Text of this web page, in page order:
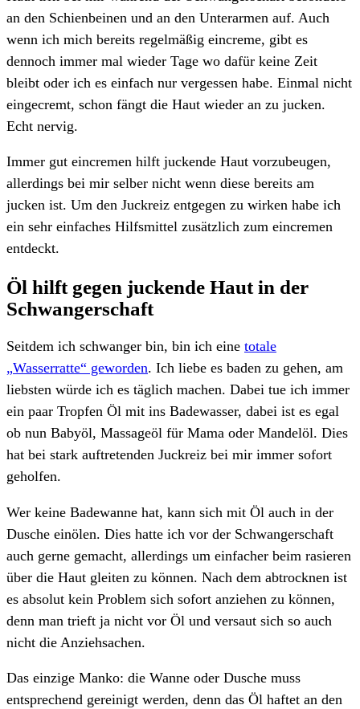
an den Schienbeinen und an den Unterarmen auf. Auch
wenn ich mich bereits regelmäßig eincreme, gibt es
dennoch immer mal wieder Tage wo dafür keine Zeit
bleibt oder ich es einfach nur vergessen habe. Einmal nicht
eingecremt, schon fängt die Haut wieder an zu jucken.
Echt nervig.
Immer gut eincremen hilft juckende Haut vorzubeugen,
allerdings bei mir selber nicht wenn diese bereits am
jucken ist. Um den Juckreiz entgegen zu wirken habe ich
ein sehr einfaches Hilfsmittel zusätzlich zum eincremen
entdeckt.
Öl hilft gegen juckende Haut in der
Schwangerschaft
Seitdem ich schwanger bin, bin ich eine totale
„Wasserratte“ geworden. Ich liebe es baden zu gehen, am
liebsten würde ich es täglich machen. Dabei tue ich immer
ein paar Tropfen Öl mit ins Badewasser, dabei ist es egal
ob nun Babyöl, Massageöl für Mama oder Mandelöl. Dies
hat bei stark auftretenden Juckreiz bei mir immer sofort
geholfen.
Wer keine Badewanne hat, kann sich mit Öl auch in der
Dusche einölen. Dies hatte ich vor der Schwangerschaft
auch gerne gemacht, allerdings um einfacher beim rasieren
über die Haut gleiten zu können. Nach dem abtrocknen ist
es absolut kein Problem sich sofort anziehen zu können,
denn man trieft ja nicht vor Öl und versaut sich so auch
nicht die Anziehsachen.
Das einzige Manko: die Wanne oder Dusche muss
entsprechend gereinigt werden, denn das Öl haftet an den